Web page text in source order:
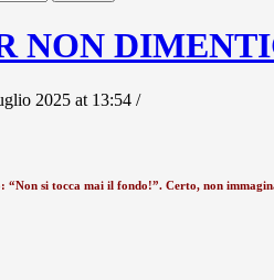
NON
2025 at 13:54 /
si tocca mai il fondo!”. Certo, non